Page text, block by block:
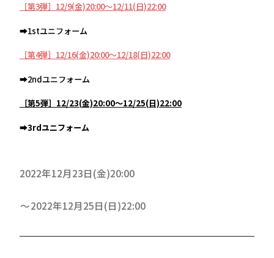
［第3弾］12/9(金)20:00～12/11(日)22:00
➡1stユニフォーム
［第4弾］12/16(金)20:00～12/18(日)22:00
➡2ndユニフォーム
［第5弾］12/23(金)20:00～12/25(日)22:00
➡3rdユニフォーム
2022年12月23日(金)20:00
2022年12月25日(日)22:00